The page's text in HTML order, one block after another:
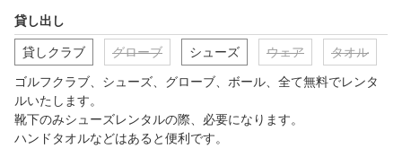
貸し出し
貸しクラブ グローブ シューズ ウェア タオル
ゴルフクラブ、シューズ、グローブ、ボール、全て無料でレンタ
ルいたします。
靴下のみシューズレンタルの際、必要になります。
ハンドタオルなどはあると便利です。